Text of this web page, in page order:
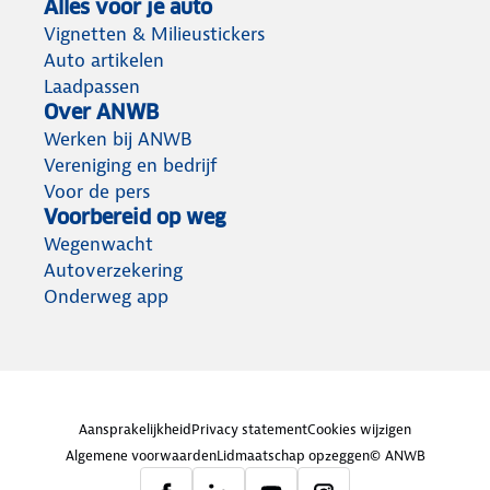
Alles voor je auto
Vignetten & Milieustickers
Auto artikelen
Laadpassen
Over ANWB
Werken bij ANWB
Vereniging en bedrijf
Voor de pers
Voorbereid op weg
Wegenwacht
Autoverzekering
Onderweg app
AansprakelijkheidPrivacy statementCookies wijzigen
Algemene voorwaardenLidmaatschap opzeggen© ANWB